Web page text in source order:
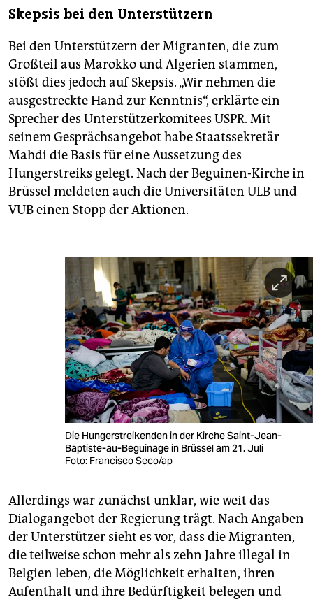
Skepsis bei den Unterstützern
Bei den Unterstützern der Migranten, die zum
Großteil aus Marokko und Algerien stammen,
stößt dies jedoch auf Skepsis. „Wir nehmen die
ausgestreckte Hand zur Kenntnis“, erklärte ein
Sprecher des Unterstützerkomitees USPR. Mit
seinem Gesprächsangebot habe Staatssekretär
Mahdi die Basis für eine Aussetzung des
Hungerstreiks gelegt. Nach der Beguinen-Kirche in
Brüssel meldeten auch die Universitäten ULB und
VUB einen Stopp der Aktionen.
Die Hungerstreikenden in der Kirche Saint-Jean-
Baptiste-au-Beguinage in Brüssel am 21. Juli
Foto: Francisco Seco/ap
Allerdings war zunächst unklar, wie weit das
Dialogangebot der Regierung trägt. Nach Angaben
der Unterstützer sieht es vor, dass die Migranten,
die teilweise schon mehr als zehn Jahre illegal in
Belgien leben, die Möglichkeit erhalten, ihren
Aufenthalt und ihre Bedürftigkeit belegen und